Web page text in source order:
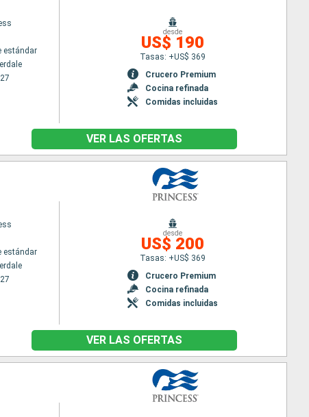
estándar
desde
US$ 190
Tasas: +US$ 369
Crucero Premium
Cocina refinada
Comidas incluidas
VER LAS OFERTAS
estándar
desde
US$ 200
Tasas: +US$ 369
Crucero Premium
Cocina refinada
Comidas incluidas
VER LAS OFERTAS